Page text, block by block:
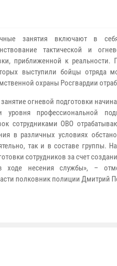
занятия включают в
тактической и
приближенной к реальности.
выступили бойцы отряда
охраны Росгвардии
огневой подготовки
уровня профессиональной
сотрудниками ОВО
в различных условиях
так и в составе группы.
сотрудников за счет
несения службы», –
полковник полиции Дмитрий